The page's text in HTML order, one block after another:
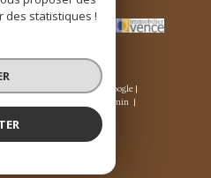
| Traduction powered by Google |
Admin
des statistiques !